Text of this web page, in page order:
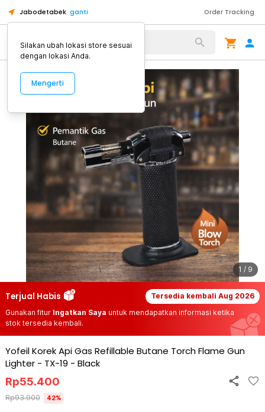
Jabodetabek ganti Order Tracking
Alat Kopi
1 / 9
Terjual Habis Tersedia kembali Aug 2026
Gunakan fitur Ingatkan Saya untuk mendapatkan informasi ketika
stok tersedia kembali.
Yofeil Korek Api Gas Refillable Butane Torch Flame Gun
Lighter - TX-19 - Black
Rp55.400
Rp93.900 42%
Silakan ubah lokasi store sesuai
dengan lokasi Anda.
Mengerti